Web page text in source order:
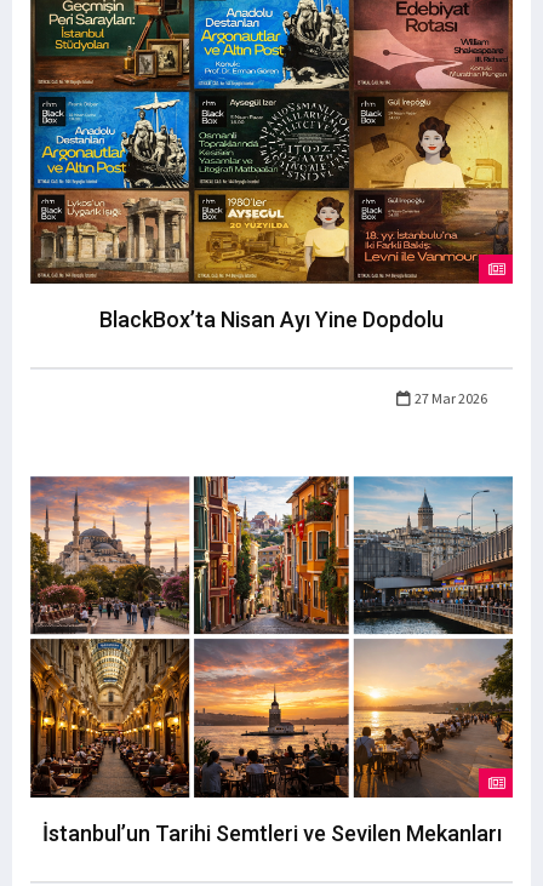
BlackBox’ta Nisan Ayı Yine Dopdolu
27 Mar 2026
İstanbul’un Tarihi Semtleri ve Sevilen Mekanları